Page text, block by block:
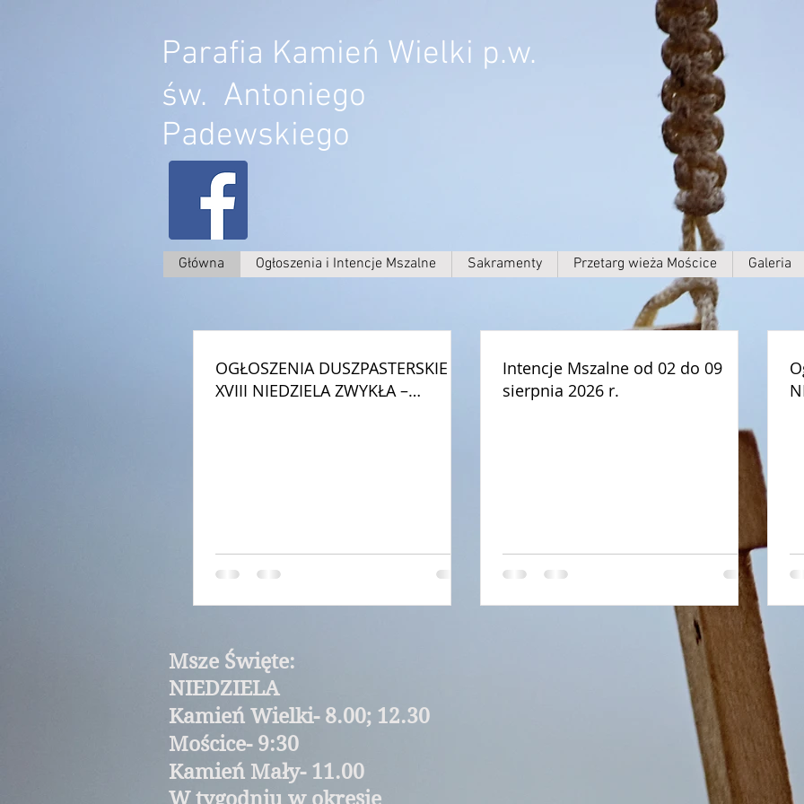
Parafia Kamień Wielki p.w.
św. Antoniego
Padewskiego
Główna Ogłoszenia i Intencje Mszalne Sakramenty Przetarg wieża Mościce Galeria
OGŁOSZENIA DUSZPASTERSKIE –
XVIII NIEDZIELA ZWYKŁA –
Intencje Mszalne od 02 do 09
sierpnia 2026 r.
Msze Święte:
NIEDZIELA
Kamień Wielki- 8.00; 12.30
Mościce- 9:30
Kamień Mały- 11.00